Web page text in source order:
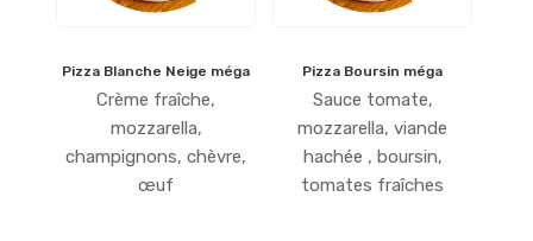
Ajouter
à la
Pizza Blanche Neige méga
Crème fraîche,
mozzarella,
champignons, chèvre,
œuf
Ajouter
à la
liste
Pizza Boursin méga
Sauce tomate,
mozzarella, viande
hachée , boursin,
tomates fraîches